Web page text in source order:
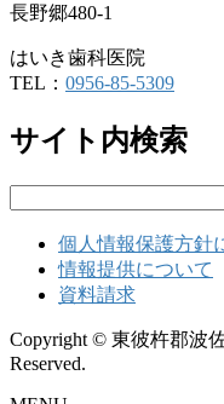
長野郷480-1
はいき歯科医院
TEL： 0956-85-5309
サイト内検索
個人情報保護方針
情報提供について
資料請求
Copyright © 東彼杵郡波
Reserved.